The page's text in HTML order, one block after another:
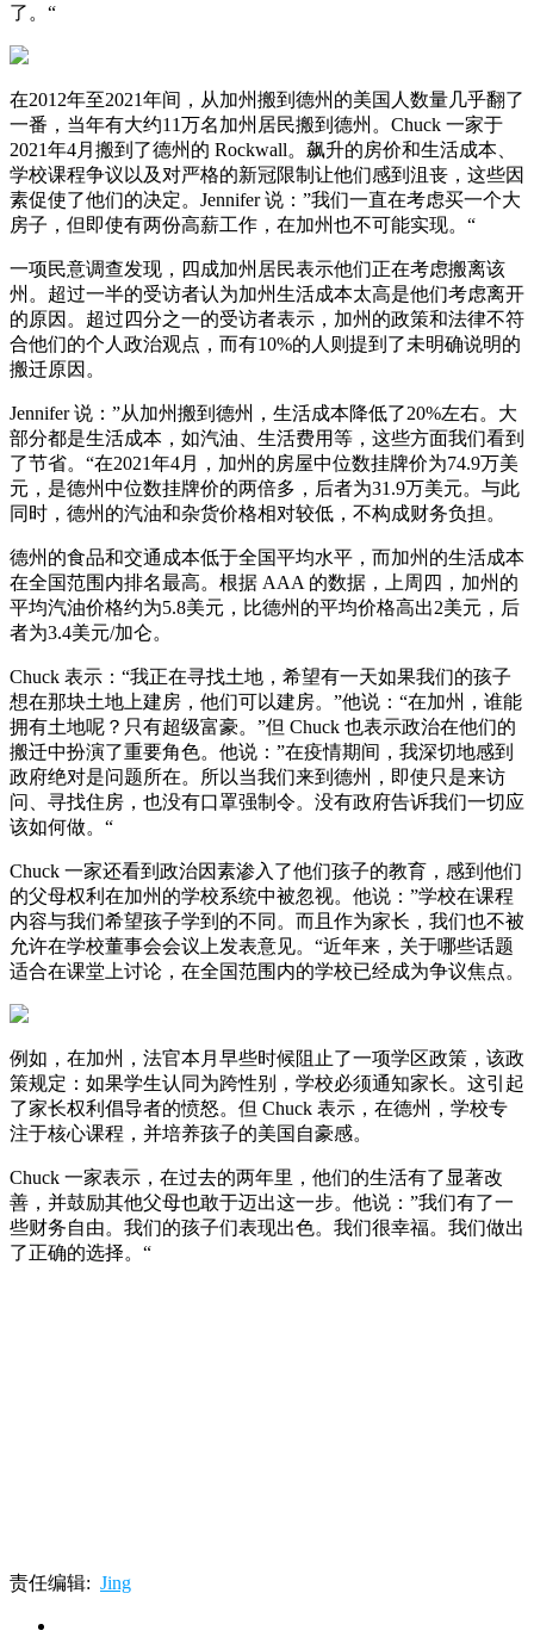
了。“
在2012年至2021年间，从加州搬到德州的美国人数量几乎翻了
一番，当年有大约11万名加州居民搬到德州。Chuck 一家于
2021年4月搬到了德州的 Rockwall。飙升的房价和生活成本、
学校课程争议以及对严格的新冠限制让他们感到沮丧，这些因
素促使了他们的决定。Jennifer 说：”我们一直在考虑买一个大
房子，但即使有两份高薪工作，在加州也不可能实现。“
一项民意调查发现，四成加州居民表示他们正在考虑搬离该
州。超过一半的受访者认为加州生活成本太高是他们考虑离开
的原因。超过四分之一的受访者表示，加州的政策和法律不符
合他们的个人政治观点，而有10%的人则提到了未明确说明的
搬迁原因。
Jennifer 说：”从加州搬到德州，生活成本降低了20%左右。大
部分都是生活成本，如汽油、生活费用等，这些方面我们看到
了节省。“在2021年4月，加州的房屋中位数挂牌价为74.9万美
元，是德州中位数挂牌价的两倍多，后者为31.9万美元。与此
同时，德州的汽油和杂货价格相对较低，不构成财务负担。
德州的食品和交通成本低于全国平均水平，而加州的生活成本
在全国范围内排名最高。根据 AAA 的数据，上周四，加州的
平均汽油价格约为5.8美元，比德州的平均价格高出2美元，后
者为3.4美元/加仑。
Chuck 表示：“我正在寻找土地，希望有一天如果我们的孩子
想在那块土地上建房，他们可以建房。”他说：“在加州，谁能
拥有土地呢？只有超级富豪。”但 Chuck 也表示政治在他们的
搬迁中扮演了重要角色。他说：”在疫情期间，我深切地感到
政府绝对是问题所在。所以当我们来到德州，即使只是来访
问、寻找住房，也没有口罩强制令。没有政府告诉我们一切应
该如何做。“
Chuck 一家还看到政治因素渗入了他们孩子的教育，感到他们
的父母权利在加州的学校系统中被忽视。他说：”学校在课程
内容与我们希望孩子学到的不同。而且作为家长，我们也不被
允许在学校董事会会议上发表意见。“近年来，关于哪些话题
适合在课堂上讨论，在全国范围内的学校已经成为争议焦点。
例如，在加州，法官本月早些时候阻止了一项学区政策，该政
策规定：如果学生认同为跨性别，学校必须通知家长。这引起
了家长权利倡导者的愤怒。但 Chuck 表示，在德州，学校专
注于核心课程，并培养孩子的美国自豪感。
Chuck 一家表示，在过去的两年里，他们的生活有了显著改
善，并鼓励其他父母也敢于迈出这一步。他说：”我们有了一
些财务自由。我们的孩子们表现出色。我们很幸福。我们做出
了正确的选择。“
责任编辑: Jing